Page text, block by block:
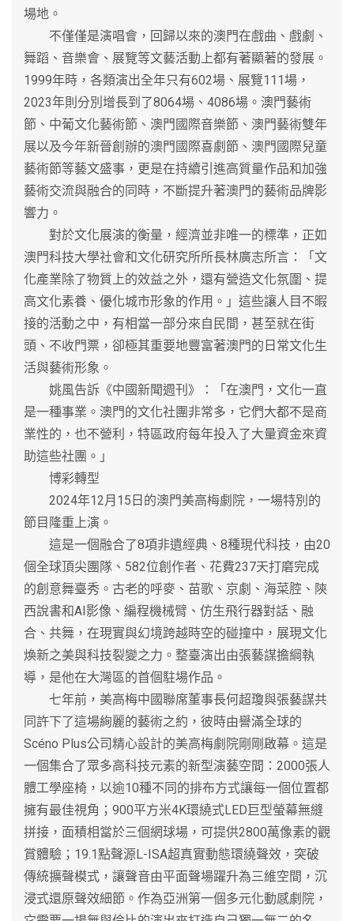
場地。
不僅僅是演唱會，回歸以來的澳門在戲曲、戲劇、
舞蹈、音樂會、展覽等文藝活動上都有著顯著的發展。
1999年時，各類演出全年只有602場、展覽111場，
2023年則分別增長到了8064場、4086場。澳門藝術
節、中葡文化藝術節、澳門國際音樂節、澳門藝術雙年
展以及今年新晉創辦的澳門國際喜劇節、澳門國際兒童
藝術節等藝文盛事，更是在持續引進高質量作品和加強
藝術交流與融合的同時，不斷提升著澳門的藝術品牌影
響力。
對於文化展演的衡量，經濟並非唯一的標準，正如
澳門科技大學社會和文化研究所所長林廣志所言：「文
化產業除了物質上的效益之外，還有營造文化氛圍、提
高文化素養、優化城市形象的作用。」這些讓人目不暇
接的活動之中，有相當一部分來自民間，甚至就在街
頭、不收門票，卻極其重要地豐富著澳門的日常文化生
活與藝術形象。
姚風告訴《中國新聞週刊》：「在澳門，文化一直
是一種事業。澳門的文化社團非常多，它們大都不是商
業性的，也不營利，特區政府每年投入了大量資金來資
助這些社團。」
博彩轉型
2024年12月15日的澳門美高梅劇院，一場特別的
節目隆重上演。
這是一個融合了8項非遺經典、8種現代科技，由20
個全球頂尖團隊、582位創作者、花費237天打磨完成
的創意舞臺秀。古老的呼麥、苗歌、京劇、海菜腔、陝
西說書和AI影像、編程機械臂、仿生飛行器對話、融
合、共舞，在現實與幻境跨越時空的碰撞中，展現文化
煥新之美與科技裂變之力。整臺演出由張藝謀擔綱執
導，是他在大灣區的首個駐場作品。
七年前，美高梅中國聯席董事長何超瓊與張藝謀共
同許下了這場絢麗的藝術之約，彼時由譽滿全球的
Scéno Plus公司精心設計的美高梅劇院剛剛啟幕。這是
一個集合了眾多高科技元素的新型演藝空間：2000張人
體工學座椅，以逾10種不同的排布方式讓每一個位置都
擁有最佳視角；900平方米4K環繞式LED巨型螢幕無縫
拼接，面積相當於三個網球場，可提供2800萬像素的觀
賞體驗；19.1點聲源L-ISA超真實動態環繞聲效，突破
傳統擴聲模式，讓聲音由平面聲場躍升為三維空間，沉
浸式還原聲效細節。作為亞洲第一個多元化動感劇院，